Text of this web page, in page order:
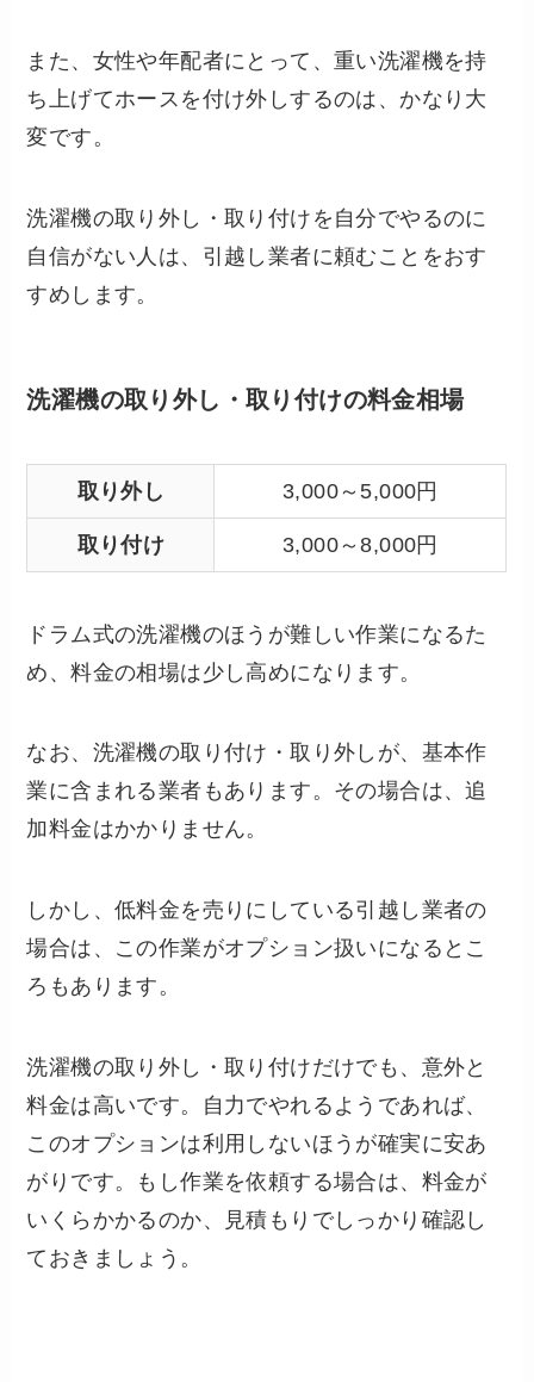
また、女性や年配者にとって、重い洗濯機を持
ち上げてホースを付け外しするのは、かなり大
変です。
洗濯機の取り外し・取り付けを自分でやるのに
自信がない人は、引越し業者に頼むことをおす
すめします。
洗濯機の取り外し・取り付けの料金相場
取り外し 3,000～5,000円
取り付け 3,000～8,000円
ドラム式の洗濯機のほうが難しい作業になるた
め、料金の相場は少し高めになります。
なお、洗濯機の取り付け・取り外しが、基本作
業に含まれる業者もあります。その場合は、追
加料金はかかりません。
しかし、低料金を売りにしている引越し業者の
場合は、この作業がオプション扱いになるとこ
ろもあります。
洗濯機の取り外し・取り付けだけでも、意外と
料金は高いです。自力でやれるようであれば、
このオプションは利用しないほうが確実に安あ
がりです。もし作業を依頼する場合は、料金が
いくらかかるのか、見積もりでしっかり確認し
ておきましょう。